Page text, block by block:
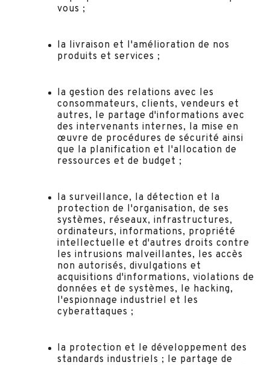
vous ;
la livraison et l'amélioration de nos
produits et services ;
la gestion des relations avec les
consommateurs, clients, vendeurs et
autres, le partage d'informations avec
des intervenants internes, la mise en
œuvre de procédures de sécurité ainsi
que la planification et l'allocation de
ressources et de budget ;
la surveillance, la détection et la
protection de l'organisation, de ses
systèmes, réseaux, infrastructures,
ordinateurs, informations, propriété
intellectuelle et d'autres droits contre
les intrusions malveillantes, les accès
non autorisés, divulgations et
acquisitions d'informations, violations de
données et de systèmes, le hacking,
l'espionnage industriel et les
cyberattaques ;
la protection et le développement des
standards industriels ; le partage de